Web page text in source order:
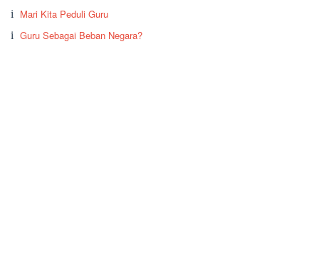
Mari Kita Peduli Guru
Guru Sebagai Beban Negara?